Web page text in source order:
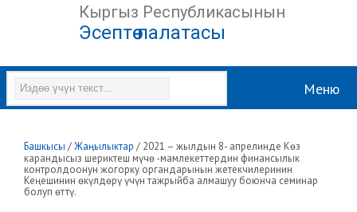
Кыргыз Республикасынын
Эсептөө палатасы
Меню
Башкысы /Жаңылыктар / 2021 – жылдын 8- апрелинде Көз
карандысыз шериктеш мүчө -мамлекеттердин финансылык
контролдоонун жогорку органдарынын жетекчилеринин
Кеңешинин өкүлдөрү үчүн тажрыйба алмашуу боюнча семинар
болуп өттү.